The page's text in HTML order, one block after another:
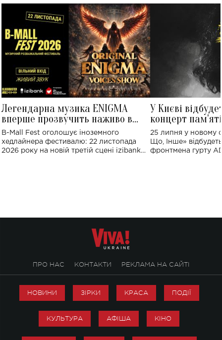
Легендарна музика ENIGMA
вперше прозвучить наживо в
Україні: де відбудеться концерт
B-Mall Fest оголошує іноземного
хедлайнера фестивалю: 22 листопада
2026 року на новій третій сцені izibank
У Києві
концерт
Клименка:
виконають
25 липня у новому
Що, Інше»
фронтмена гурту
ПРО НАС КОНТАКТИ РЕКЛАМА НА САЙТІ
НОВИНИ ЗІРКИ КРАСА ПОДІЇ
КУЛЬТУРА АФІША КІНО